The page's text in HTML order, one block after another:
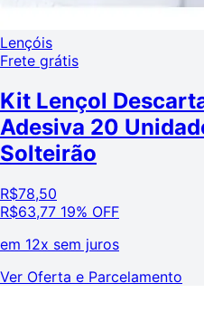
Lençóis
Frete grátis
Kit Lençol
Adesiva 20
Solteirão
R$78,50
R$63,77 19% OFF
em 12x sem juros
Ver Oferta e Parcelamento